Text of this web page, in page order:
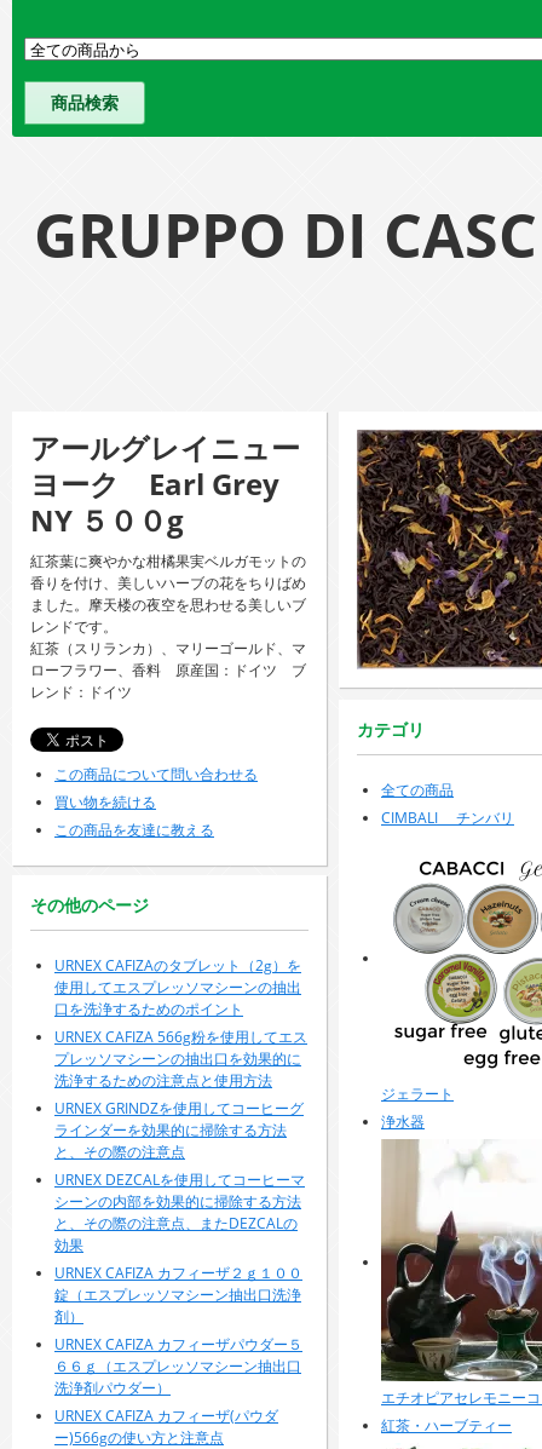
GRUPPO DI
アールグレイニュー
ヨーク Earl Grey
NY ５００g
紅茶葉に爽やかな柑橘果実ベルガモットの
香りを付け、美しいハーブの花をちりばめ
ました。摩天楼の夜空を思わせる美しいブ
レンドです。
紅茶（スリランカ）、マリーゴールド、マ
ローフラワー、香料 原産国：ドイツ ブ
レンド：ドイツ
この商品について問い合わせる
買い物を続ける
この商品を友達に教える
カテゴリ
全ての商品
CIMBALI チンバリ
ジェラート
浄水器
エチオピアセレモニー
紅茶・ハーブティー
その他のページ
URNEX CAFIZAのタブレット（2g）を
使用してエスプレッソマシーンの抽出
口を洗浄するためのポイント
URNEX CAFIZA 566g粉を使用してエス
プレッソマシーンの抽出口を効果的に
洗浄するための注意点と使用方法
URNEX GRINDZを使用してコーヒーグ
ラインダーを効果的に掃除する方法
と、その際の注意点
URNEX DEZCALを使用してコーヒーマ
シーンの内部を効果的に掃除する方法
と、その際の注意点、またDEZCALの
効果
URNEX CAFIZA カフィーザ２ｇ１００
錠（エスプレッソマシーン抽出口洗浄
剤）
URNEX CAFIZA カフィーザパウダー５
６６ｇ（エスプレッソマシーン抽出口
洗浄剤パウダー）
URNEX CAFIZA カフィーザ(パウダ
ー)566gの使い方と注意点